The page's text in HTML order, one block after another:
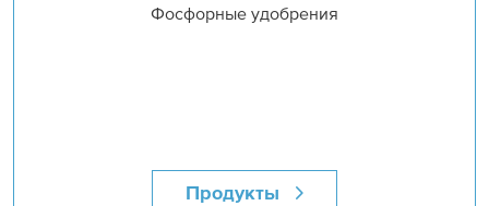
Фосфорные удобрения
Продукты